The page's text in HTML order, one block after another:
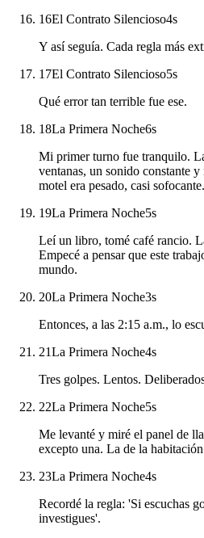
16El Contrato Silencioso4s
Y así seguía. Cada regla más
17El Contrato Silencioso5s
Qué error tan terrible fue ese.
18La Primera Noche6s
Mi primer turno fue tranquilo.
ventanas, un sonido constante
motel era pesado, casi sofocante.
19La Primera Noche5s
Leí un libro, tomé café rancio.
Empecé a pensar que este
mundo.
20La Primera Noche3s
Entonces, a las 2:15 a.m., lo
21La Primera Noche4s
Tres golpes. Lentos.
22La Primera Noche5s
Me levanté y miré el panel de
excepto una. La de la
23La Primera Noche4s
Recordé la regla: 'Si escuchas
investigues'.